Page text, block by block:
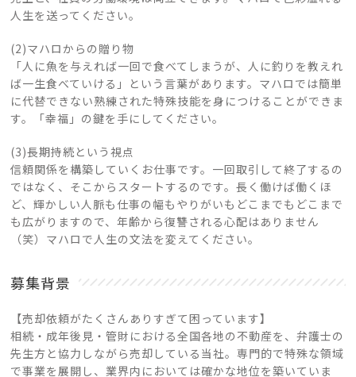
人生を送ってください。
(2)マハロからの贈り物
「人に魚を与えれば一回で食べてしまうが、人に釣りを教えれ
ば一生食べていける」という言葉があります。マハロでは簡単
に代替できない熟練された特殊技能を身につけることができま
す。「幸福」の鍵を手にしてください。
(3)長期持続という視点
信頼関係を構築していくお仕事です。一回取引して終了するの
ではなく、そこからスタートするのです。長く働けば働くほ
ど、輝かしい人脈も仕事の幅もやりがいもどこまでもどこまで
も広がりますので、年齢から復讐される心配はありません
（笑）マハロで人生の文法を変えてください。
募集背景
【売却依頼がたくさんありすぎて困っています】
相続・成年後見・管財における全国各地の不動産を、弁護士の
先生方と協力しながら売却している当社。専門的で特殊な領域
で事業を展開し、業界内においては確かな地位を築いていま